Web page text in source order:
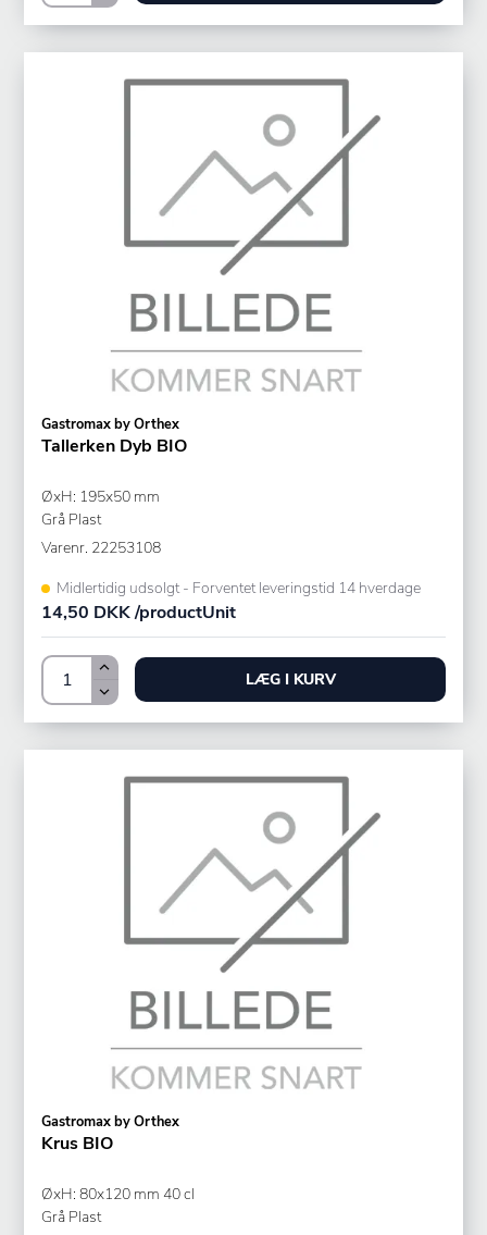
Gastromax by Orthex
Tallerken Dyb BIO
ØxH: 195x50 mm
Grå Plast
Varenr. 22253108
Midlertidig udsolgt - Forventet leveringstid 14 hverdage
14,50 DKK /productUnit
LÆG I KURV
Gastromax by Orthex
Krus BIO
ØxH: 80x120 mm 40 cl
Grå Plast